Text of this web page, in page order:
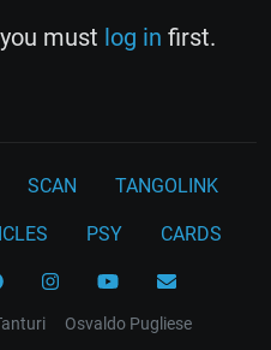
must log in first.
SCAN TANGOLINK
PSY CARDS
Osvaldo Pugliese